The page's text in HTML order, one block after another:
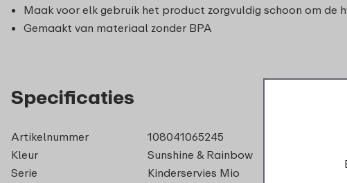
Maak voor elk gebruik het product zorgvuldig schoon om de
Gemaakt van materiaal zonder BPA
Specificaties
Artikelnummer
108041065245
Kleur
Sunshine & Rainbow
Serie
Kinderservies Mio